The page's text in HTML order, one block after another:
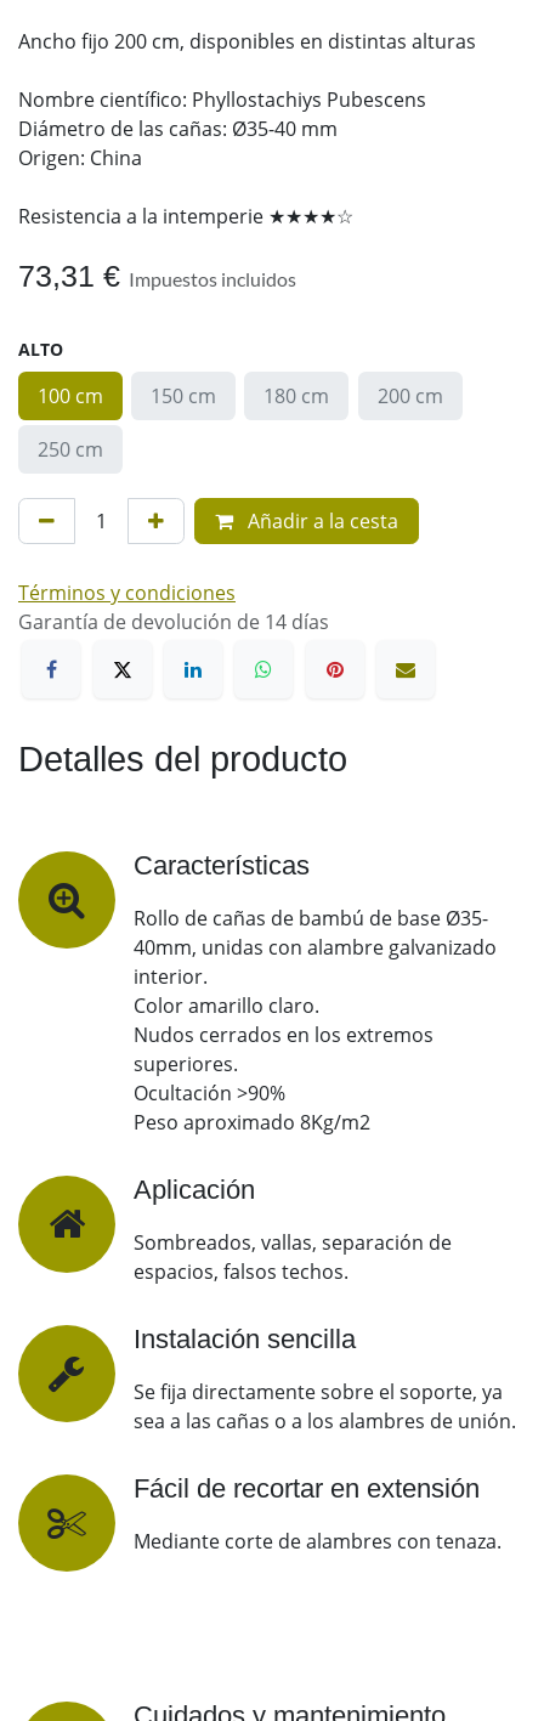
Ancho fijo 200 cm, disponibles en distintas alturas
Nombre científico: Phyllostachiys Pubescens
Diámetro de las cañas: Ø35-40 mm
Origen: China
Resistencia a la intemperie ★★★★☆
73,31 € Impuestos incluidos
ALTO
100 cm 150 cm 180 cm
200 cm
250 cm
Añadir a la cesta
Términos y condiciones
Garantía de devolución de 14 días
Detalles del producto
Características
Rollo de cañas de bambú de base Ø35-
40mm, unidas con alambre galvanizado
interior.
Color amarillo claro.
Nudos cerrados en los extremos
superiores.
Ocultación >90%
Peso aproximado 8Kg/m2
Aplicación
Sombreados, vallas, separación de
espacios, falsos techos.
Instalación sencilla
Se fija directamente sobre el soporte, ya
sea a las cañas o a los alambres de unión.
Fácil de recortar en extensión
Mediante corte de alambres con tenaza.